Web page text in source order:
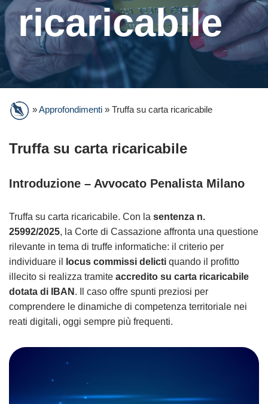
ricaricabile
»Approfondimenti » Truffa su carta ricaricabile
Truffa su carta ricaricabile
Introduzione – Avvocato Penalista Milano
Truffa su carta ricaricabile. Con la sentenza n.
25992/2025, la Corte di Cassazione affronta una questione
rilevante in tema di truffe informatiche: il criterio per
individuare il
locus commissi delicti quando il profitto
illecito si realizza tramite accredito su carta ricaricabile
dotata di IBAN . Il caso offre spunti preziosi per
comprendere le dinamiche di competenza territoriale nei
reati digitali, oggi sempre più frequenti.